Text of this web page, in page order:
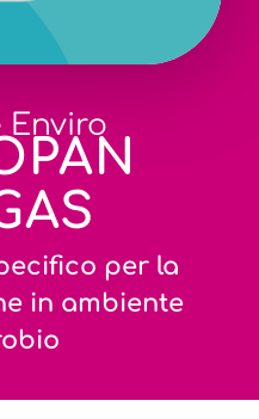
Enviro
per la
in ambiente